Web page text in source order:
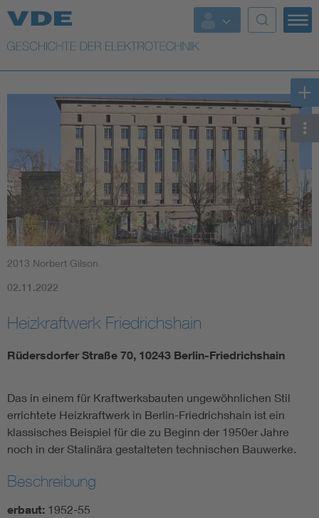
Top Themen
Weitere Themen
2013 Norbert Gilson
02.11.2022
Heizkraftwerk Friedrichshain
Rüdersdorfer Straße 70, 10243 Berlin-Friedrichshain
Das in einem für Kraftwerksbauten ungewöhnlichen Stil
errichtete Heizkraftwerk in Berlin-Friedrichshain ist ein
klassisches Beispiel für die zu Beginn der 1950er Jahre
noch in der Stalinära gestalteten technischen Bauwerke.
Beschreibung
erbaut: 1952-55